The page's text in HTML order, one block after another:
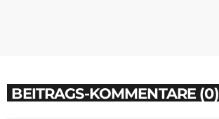
BEITRAGS-KOMMENTARE (0)